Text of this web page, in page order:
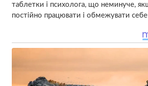
таблетки і психолога, що неминуче,
постійно працювати і обмежувати